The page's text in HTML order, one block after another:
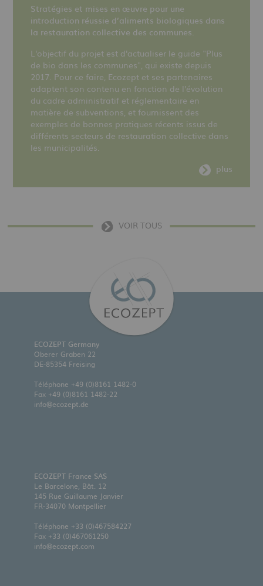
Stratégies et mises en œuvre pour une
introduction réussie d’aliments biologiques dans
la restauration collective des communes.
L'objectif du projet est d'actualiser le guide "Plus
de bio dans les communes", qui existe depuis
2017. Pour ce faire, Ecozept et ses partenaires
adaptent son contenu en fonction de l'évolution
du cadre administratif et réglementaire en
matière de subventions, et fournissent des
exemples de bonnes pratiques récents issus de
différents secteurs de restauration collective dans
les municipalités.
plus
VOIR TOUS
ECOZEPT Germany
Oberer Graben 22
DE-85354 Freising
Téléphone +49 (0)8161 1482-0
Fax +49 (0)8161 1482-22
info@ecozept.de
ECOZEPT France SAS
Le Barcelone, Bât. 12
145 Rue Guillaume Janvier
FR-34070 Montpellier
Téléphone +33 (0)467584227
Fax +33 (0)467061250
info@ecozept.com